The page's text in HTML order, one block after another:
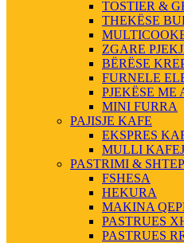
TOSTIER &
THEKËSE
ZGARE
BËRËSE
FURNELE
PJEKËSE ME
MINI FURRA
PAJISJE KAFE
EKSPRES
MULLI
PASTRIMI &
FSHESA
HEKURA
MAKINA
PASTRUES
PASTRUES